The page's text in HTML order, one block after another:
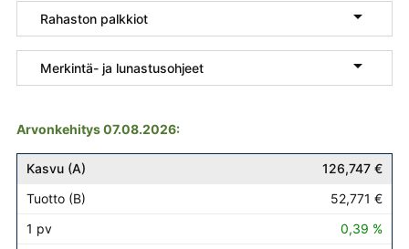
Rahaston palkkiot 
Merkintä- ja lunastusohjeet 
Arvonkehitys 07.08.2026:
Kasvu (A) 5 v 10 v
126,747 €
52,771 €
0,39 %